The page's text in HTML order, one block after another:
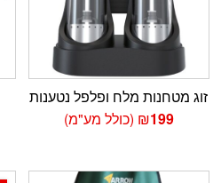
זוג מטחנות מלח ופלפל נטענות
₪199 (כולל מע"מ)